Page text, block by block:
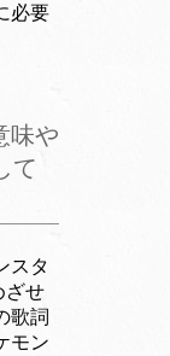
必要
味や
て
スタ
ざせ
歌詞
モン